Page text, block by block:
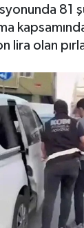
81
lira olan